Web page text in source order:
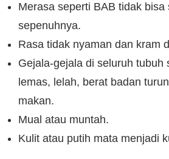
Merasa seperti BAB tidak bisa
sepenuhnya.
Rasa tidak nyaman dan kram
Gejala-gejala di seluruh tubuh
lemas, lelah, berat badan
makan.
Mual atau muntah.
Kulit atau putih mata menjadi